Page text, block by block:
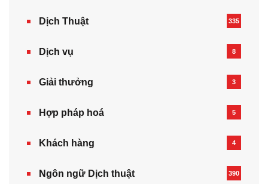
Dịch Thuật 335
Dịch vụ 8
Giải thưởng 3
Hợp pháp hoá 5
Khách hàng 4
Ngôn ngữ Dịch thuật 390